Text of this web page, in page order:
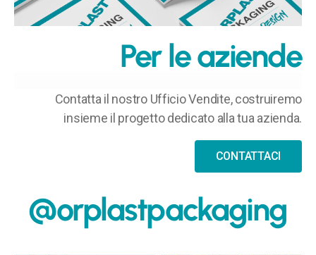
Per le aziende
Contatta il nostro Ufficio Vendite, costruiremo
insieme il progetto dedicato alla tua azienda.
CONTATTACI
@orplastpackaging